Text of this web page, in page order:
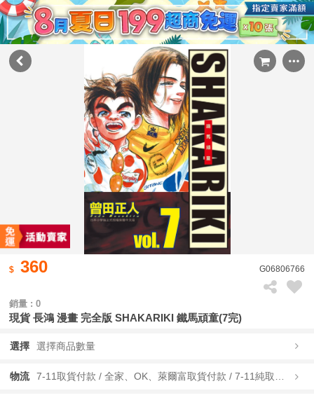
360 G06806766
銷量 : 0
現貨 長鴻 漫畫 完全版 SHAKARIKI 鐵馬頑童(7完)
選擇 選擇商品數量
物流